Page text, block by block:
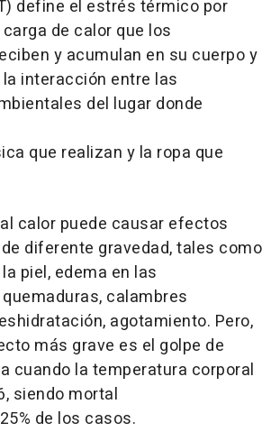
define el estrés térmico por
de calor que los
y acumulan en su cuerpo y
interacción entre las
del lugar donde
que realizan y la ropa que
calor puede causar efectos
diferente gravedad, tales como
piel, edema en las
calambres
agotamiento. Pero,
más grave es el golpe de
cuando la temperatura corporal
siendo mortal
de los casos.